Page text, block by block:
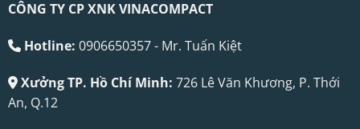
CÔNG TY CP XNK VINACOMPACT
Hotline: 0906650357 - Mr. Tuấn Kiệt
Xưởng TP. Hồ Chí Minh: 726 Lê Văn Khương, P. Thới
An, Q.12